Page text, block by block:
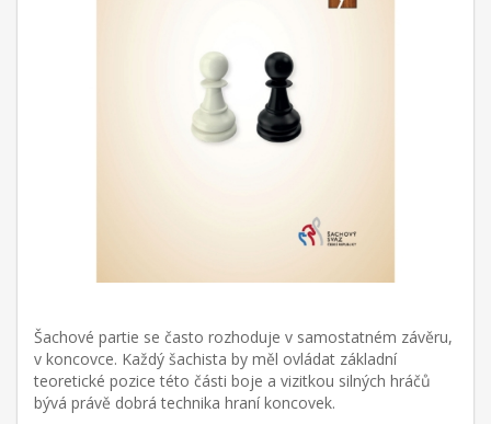
Šachové partie se často rozhoduje v samostatném závěru,
v koncovce. Každý šachista by měl ovládat základní
teoretické pozice této části boje a vizitkou silných hráčů
bývá právě dobrá technika hraní koncovek.